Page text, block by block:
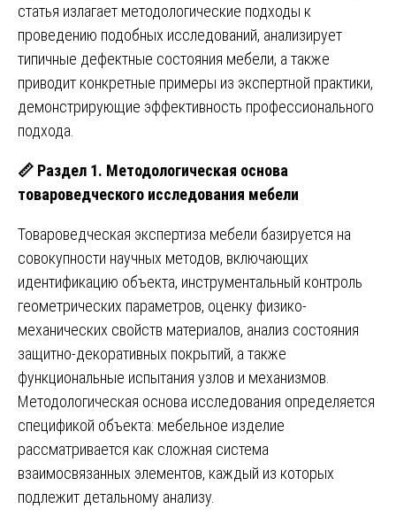
статья излагает методологические подходы к
проведению подобных исследований, анализирует
типичные дефектные состояния мебели, а также
приводит конкретные примеры из экспертной практики,
демонстрирующие эффективность профессионального
подхода.
📏 Раздел 1. Методологическая основа
товароведческого исследования мебели
Товароведческая экспертиза мебели базируется на
совокупности научных методов, включающих
идентификацию объекта, инструментальный контроль
геометрических параметров, оценку физико-
механических свойств материалов, анализ состояния
защитно-декоративных покрытий, а также
функциональные испытания узлов и механизмов.
Методологическая основа исследования определяется
спецификой объекта: мебельное изделие
рассматривается как сложная система
взаимосвязанных элементов, каждый из которых
подлежит детальному анализу.